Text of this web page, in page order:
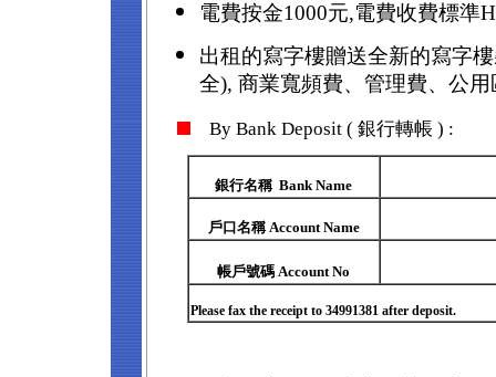
電費按金1000元,電費收費標準
出租的寫字樓贈送全新的寫字
全), 商業寬頻費、管理費、公
By Bank Deposit ( 銀行轉帳 ) :
銀行名稱 Bank Name
戶口名稱 Account Name
帳戶號碼 Account No
Please fax the receipt to 34991381 after deposit.